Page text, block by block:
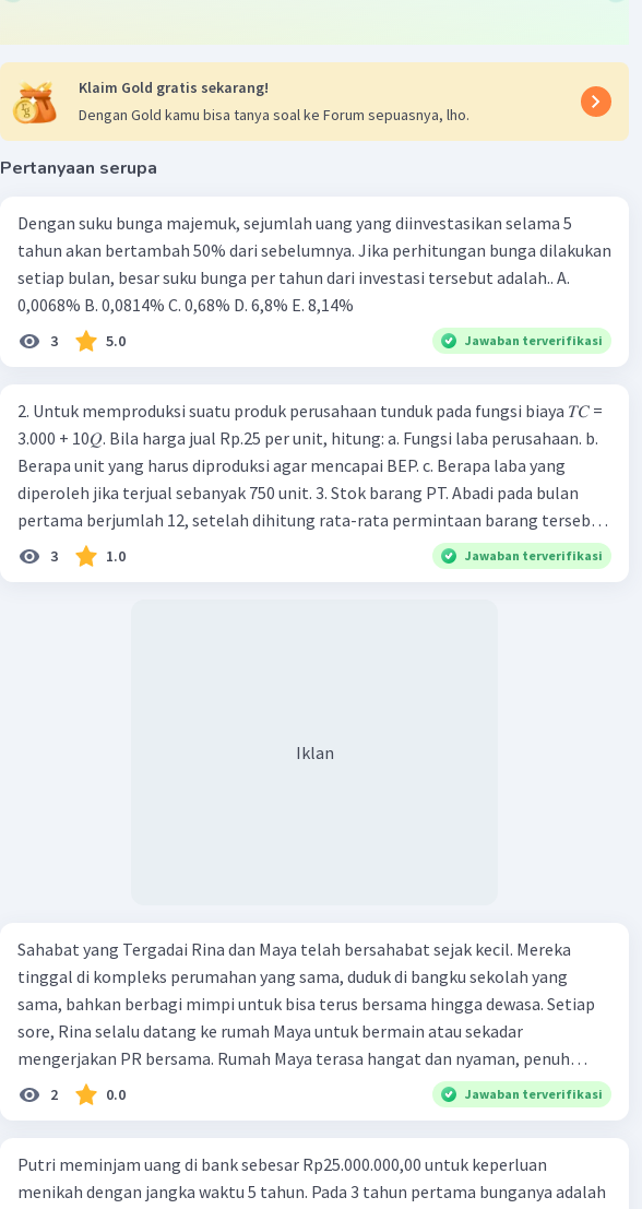
Klaim Gold gratis sekarang!
Dengan Gold kamu bisa tanya soal ke Forum sepuasnya, lho.
Pertanyaan serupa
Dengan suku bunga majemuk, sejumlah uang yang diinvestasikan selama 5
tahun akan bertambah 50% dari sebelumnya. Jika perhitungan bunga dilakukan
setiap bulan, besar suku bunga per tahun dari investasi tersebut adalah.. A.
0,0068% B. 0,0814% C. 0,68% D. 6,8% Ε. 8,14%
3 5.0 Jawaban terverifikasi
2. Untuk memproduksi suatu produk perusahaan tunduk pada fungsi biaya 𝑇𝐶 =
3.000 + 10𝑄. Bila harga jual Rp.25 per unit, hitung: a. Fungsi laba perusahaan. b.
Berapa unit yang harus diproduksi agar mencapai BEP. c. Berapa laba yang
diperoleh jika terjual sebanyak 750 unit. 3. Stok barang PT. Abadi pada bulan
pertama berjumlah 12, setelah dihitung rata-rata permintaan barang tersebut
ialah 6. Berapakah stok barang pada bulan ke-10? 4. Perusahaan sepatu
menghasilkan 2.000 buah sepatu pada pertama produksi. Dengan adanya
3 1.0 Jawaban terverifikasi
Iklan
Sahabat yang Tergadai Rina dan Maya telah bersahabat sejak kecil. Mereka
tinggal di kompleks perumahan yang sama, duduk di bangku sekolah yang
sama, bahkan berbagi mimpi untuk bisa terus bersama hingga dewasa. Setiap
sore, Rina selalu datang ke rumah Maya untuk bermain atau sekadar
mengerjakan PR bersama. Rumah Maya terasa hangat dan nyaman, penuh
dengan canda tawa dan rasa kekeluargaan. Maya adalah teman yang selalu
mendukung Rina dalam segala hal, tak peduli apa yang terjadi. Namun, suatu
mengalami kebangkrutan. Usahanya gulung tikar setelah dihadapkan pada
masalah keuangan yang tak terduga. Keluarga Maya terpaksa menjual rumah
2 0.0 Jawaban terverifikasi
Putri meminjam uang di bank sebesar Rp25.000.000,00 untuk keperluan
menikah dengan jangka waktu 5 tahun. Pada 3 tahun pertama bunganya adalah